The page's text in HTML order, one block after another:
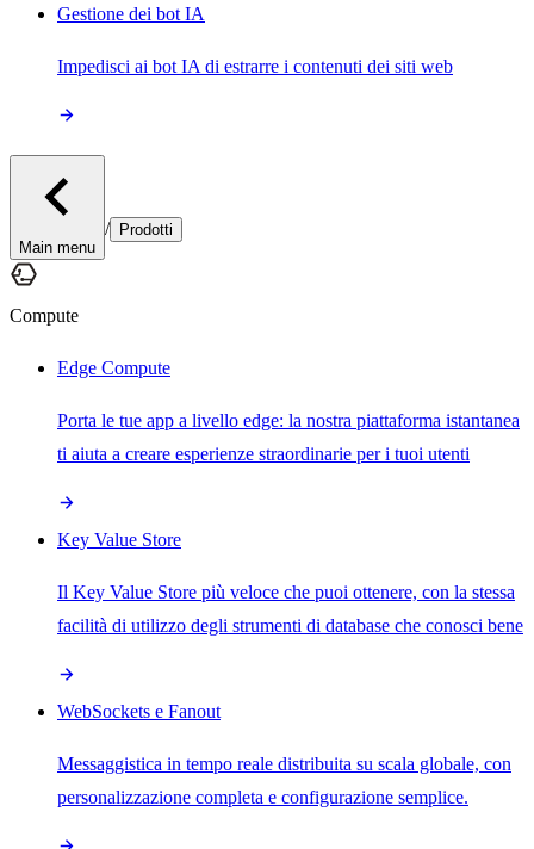
Gestione dei bot IA
Impedisci ai bot IA di estrarre i contenuti dei siti web
Main menu
/ Prodotti
Compute
Edge Compute
Porta le tue app a livello edge: la nostra piattaforma istantanea
ti aiuta a creare esperienze straordinarie per i tuoi utenti
Key Value Store
Il Key Value Store più veloce che puoi ottenere, con la stessa
facilità di utilizzo degli strumenti di database che conosci bene
WebSockets e Fanout
Messaggistica in tempo reale distribuita su scala globale, con
personalizzazione completa e configurazione semplice.